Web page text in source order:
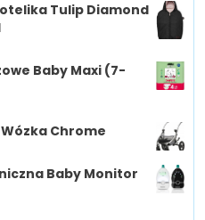
Tulip Diamond
Baby Maxi (7-
Chrome
Baby Monitor